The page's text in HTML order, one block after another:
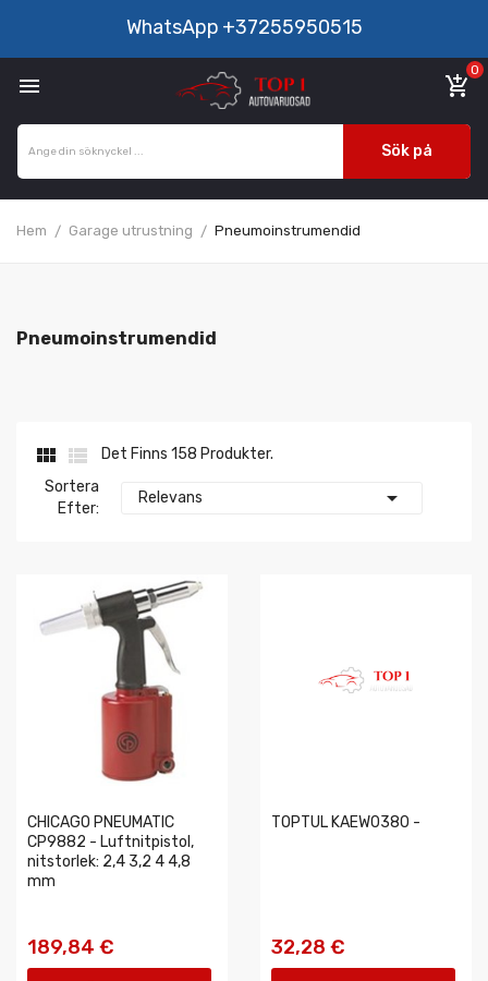
WhatsApp +37255950515
 add_shopping_cart
0
Sök på
Hem Garage utrustning Pneumoinstrumendid
Pneumoinstrumendid
 
Det Finns 158 Produkter.
Sortera
Efter:
Relevans 
CHICAGO PNEUMATIC
CP9882 - Luftnitpistol,
nitstorlek: 2,4 3,2 4 4,8
mm
189,84 €
TOPTUL KAEW0380 -
32,28 €